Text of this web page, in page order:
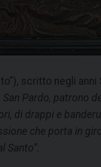
scritto negli
Pardo, patrono
di drappi e
che porta in
Santo”